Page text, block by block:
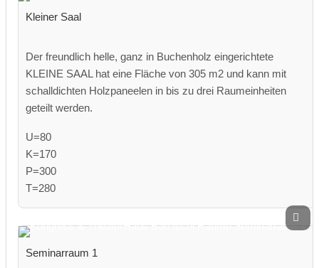
Kleiner Saal
Der freundlich helle, ganz in Buchenholz eingerichtete
KLEINE SAAL hat eine Fläche von 305 m2 und kann mit
schalldichten Holzpaneelen in bis zu drei Raumeinheiten
geteilt werden.
U=80
K=170
P=300
T=280
Seminarraum 1